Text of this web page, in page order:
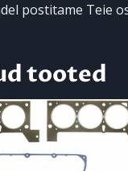
postitame Teie
tooted